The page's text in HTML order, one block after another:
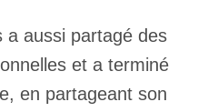
a aussi partagé des
et a terminé
en partageant son